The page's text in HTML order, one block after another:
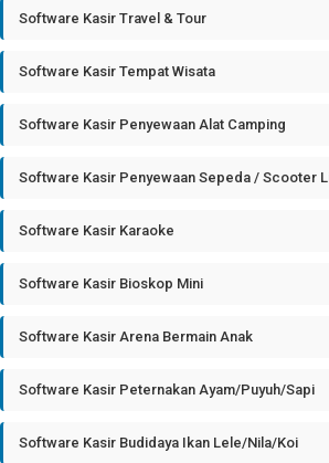
Software Kasir Travel & Tour
Software Kasir Tempat Wisata
Software Kasir Penyewaan Alat Camping
Software Kasir Penyewaan Sepeda / Scooter
Software Kasir Karaoke
Software Kasir Bioskop Mini
Software Kasir Arena Bermain Anak
Software Kasir Peternakan Ayam/Puyuh/Sapi
Software Kasir Budidaya Ikan Lele/Nila/Koi